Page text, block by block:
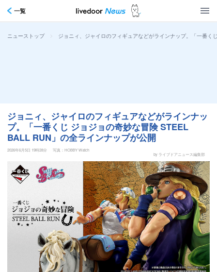
一覧
ニューストップ > ジョニィ、ジャイロのフィギュアなどがラインナップ。「一番く
ジョニィ、ジャイロのフィギュアなどがラインナッ
プ。「一番くじ ジョジョの奇妙な冒険 STEEL
BALL RUN」の全ラインナップが公開
2026年6月5日 19時28分
写真：HOBBY Watch
by ライブドアニュース編集部